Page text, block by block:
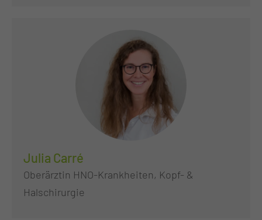
Julia Carré
Oberärztin HNO-Krankheiten, Kopf- &
Halschirurgie